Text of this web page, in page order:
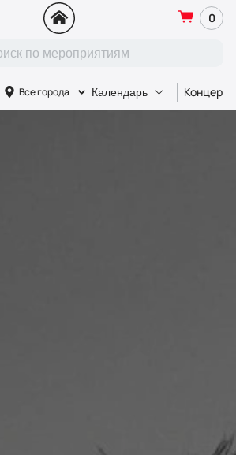
0
Все города Календарь Концерт